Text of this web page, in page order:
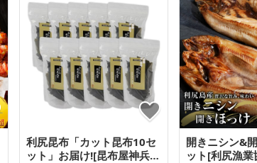
利尻昆布「カット昆布10セ
ット」お届け![昆布屋神兵
開きニシン&
ット[利尻漁業